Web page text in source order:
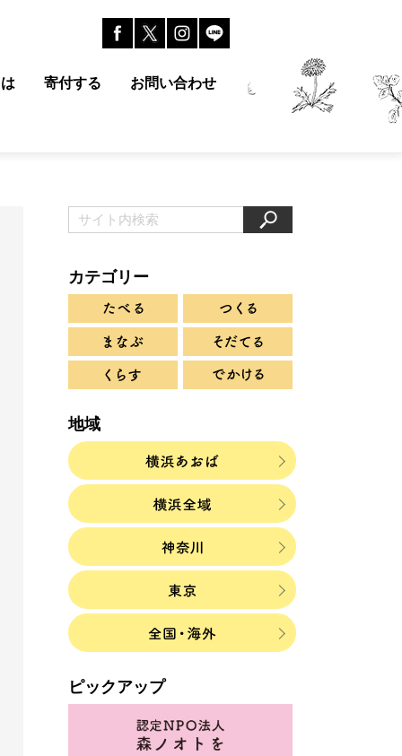
寄付する お問い合わせ
カテゴリー
地域
ピックアップ